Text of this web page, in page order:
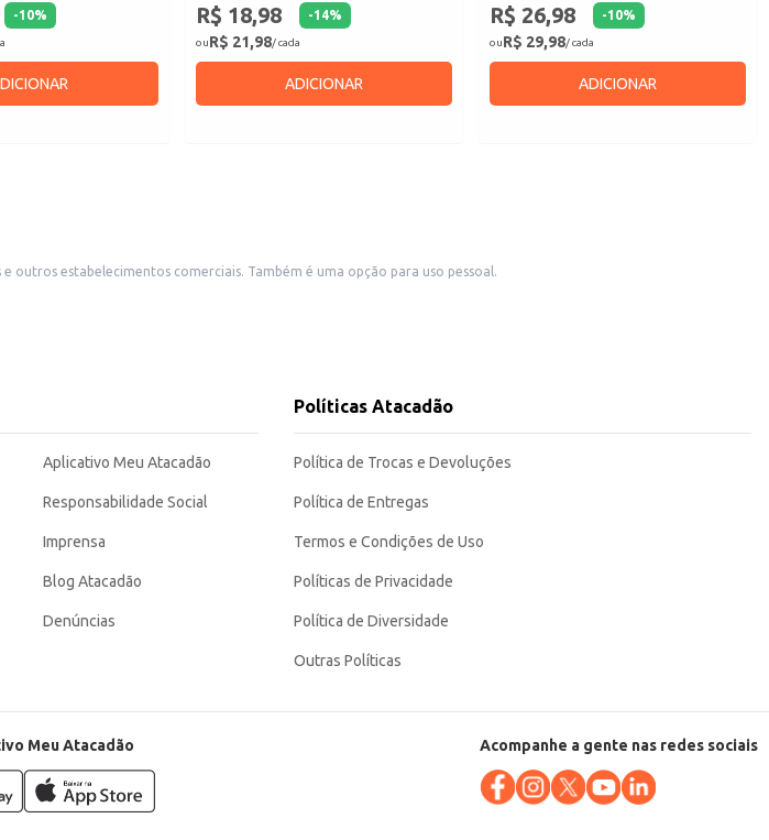
-10% R$ 18,98 -14%
ouR$ 21,98/ cada
ADICIONAR
R$ 26,98 -10%
ouR$ 29,98/ cada
ADICIONAR
outros estabelecimentos comerciais. Também é uma opção para uso pessoal.
Aplicativo Meu Atacadão
Responsabilidade Social
Imprensa
Blog Atacadão
Denúncias
Políticas Atacadão
Política de Trocas e Devoluções
Política de Entregas
Termos e Condições de Uso
Políticas de Privacidade
Política de Diversidade
Outras Políticas
Meu Atacadão Acompanhe a gente nas redes sociais